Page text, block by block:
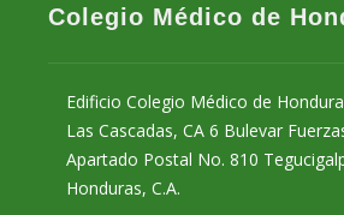
Colegio Médico de
Edificio Colegio Médico de
Las Cascadas, CA 6 Bulevar
Apartado Postal No. 810
Honduras, C.A.